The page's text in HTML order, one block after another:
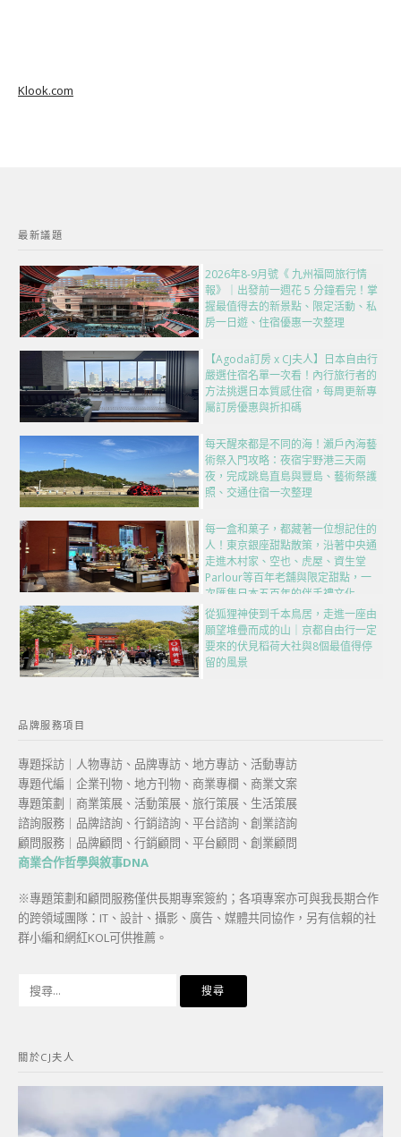
Klook.com
最新議題
2026年8-9月號《 九州福岡旅行情
報》｜出發前一週花 5 分鐘看完！掌
握最值得去的新景點、限定活動、私
房一日遊、住宿優惠一次整理
【Agoda訂房 x CJ夫人】日本自由行
嚴選住宿名單一次看！內行旅行者的
方法挑選日本質感住宿，每周更新專
屬訂房優惠與折扣碼
每天醒來都是不同的海！瀨戶內海藝
術祭入門攻略：夜宿宇野港三天兩
夜，完成跳島直島與豐島、藝術祭護
照、交通住宿一次整理
每一盒和菓子，都藏著一位想記住的
人！東京銀座甜點散策，沿著中央通
走進木村家、空也、虎屋、資生堂
Parlour等百年老舖與限定甜點，一
次匯集日本五百年的伴手禮文化
從狐狸神使到千本鳥居，走進一座由
願望堆疊而成的山｜京都自由行一定
要來的伏見稻荷大社與8個最值得停
留的風景
品牌服務項目
專題採訪｜人物專訪、品牌專訪、地方專訪、活動專訪
專題代編｜企業刊物、地方刊物、商業專欄、商業文案
專題策劃｜商業策展、活動策展、旅行策展、生活策展
諮詢服務｜品牌諮詢、行銷諮詢、平台諮詢、創業諮詢
顧問服務｜品牌顧問、行銷顧問、平台顧問、創業顧問
商業合作哲學與敘事DNA
※專題策劃和顧問服務僅供長期專案簽約；各項專案亦可與我長期合作
的跨領域團隊：IT、設計、攝影、廣告、媒體共同協作，另有信賴的社
群小編和網紅KOL可供推薦。
字:
關於CJ夫人